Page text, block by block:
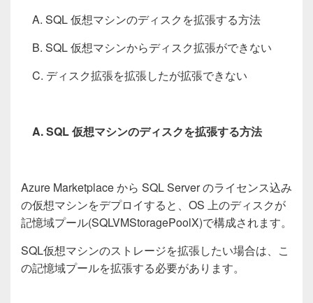
A. SQL 仮想マシンのディスクを拡張する方法
B. SQL 仮想マシンからディスク拡張ができない
C. ディスク拡張を拡張したが拡張できない
A. SQL仮想マシンのディスクを拡張する方法
Azure Marketplace から SQL Server のライセンス込み
の仮想マシンをデプロイすると、OS 上のディスクが
記憶域プール(SQLVMStoragePoolX)で構成されます。
SQL仮想マシンのストレージを拡張したい場合は、こ
の記憶域プールを拡張する必要があります。